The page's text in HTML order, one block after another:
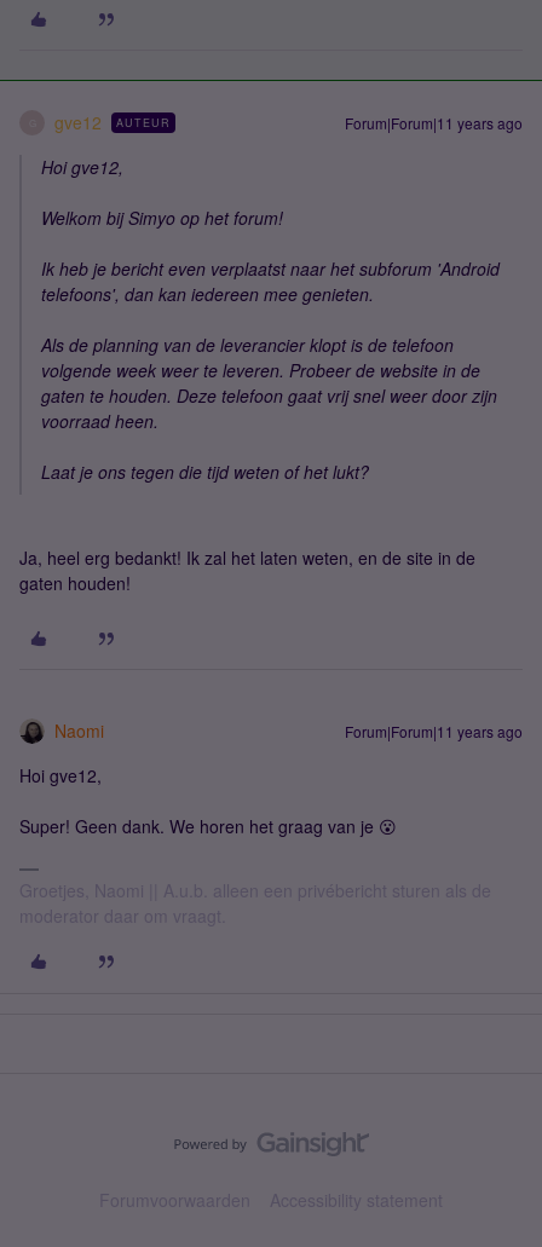
gve12 AUTEUR Forum|Forum|11 years ago
Hoi gve12,
Welkom bij Simyo op het forum!
Ik heb je bericht even verplaatst naar het subforum 'Android
telefoons', dan kan iedereen mee genieten.
Als de planning van de leverancier klopt is de telefoon
volgende week weer te leveren. Probeer de website in de
gaten te houden. Deze telefoon gaat vrij snel weer door zijn
voorraad heen.
Laat je ons tegen die tijd weten of het lukt?
Ja, heel erg bedankt! Ik zal het laten weten, en de site in de
gaten houden!
Naomi Forum|Forum|11 years ago
Hoi gve12,
Super! Geen dank. We horen het graag van je 😮
Groetjes, Naomi || A.u.b. alleen een privébericht sturen als de
moderator daar om vraagt.
Forumvoorwaarden Accessibility statement